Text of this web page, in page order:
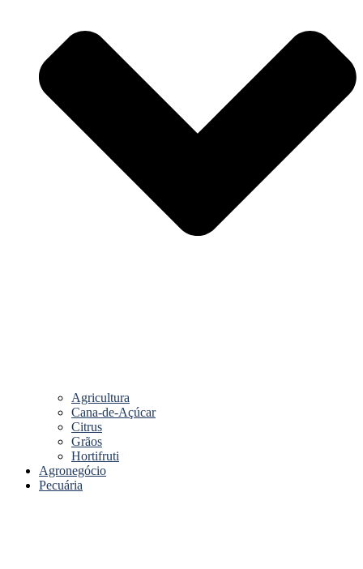
Agricultura
Cana-de-Açúcar
Citrus
Grãos
Hortifruti
Agronegócio
Pecuária